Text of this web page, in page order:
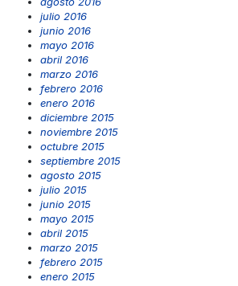
julio 2016
junio 2016
mayo 2016
abril 2016
marzo 2016
febrero 2016
enero 2016
diciembre 2015
noviembre 2015
octubre 2015
septiembre 2015
agosto 2015
julio 2015
junio 2015
mayo 2015
abril 2015
marzo 2015
febrero 2015
enero 2015